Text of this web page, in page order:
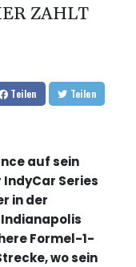
ZAHLT
Teilen Teilen
auf sein
Series
in der
Indianapolis
Formel-1-
wo sein